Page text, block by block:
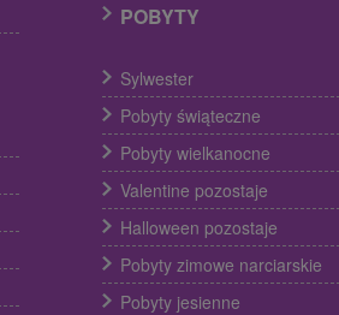
POBYTY
Sylwester
Pobyty świąteczne
Pobyty wielkanocne
Valentine pozostaje
Halloween pozostaje
Pobyty zimowe narciarskie
Pobyty jesienne